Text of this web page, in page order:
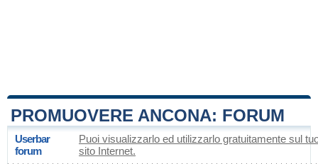
PROMUOVERE ANCONA: FORUM
Userbar
forum
Puoi visualizzarlo ed utilizzarlo gratuitamente sul
sito Internet.